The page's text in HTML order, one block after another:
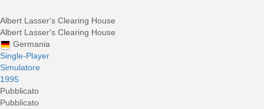
Albert Lasser's Clearing House
Albert Lasser's Clearing House
Germania
Single-Player
Simulatore
1995
Pubblicato
Pubblicato